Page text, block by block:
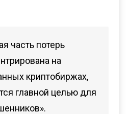
часть потерь
на
криптобиржах,
главной целью для